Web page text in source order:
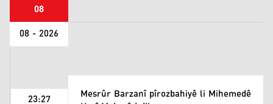
08
08 - 2026
23:27 Mesrûr Barzanî pîrozbahiyê li Mihemedê